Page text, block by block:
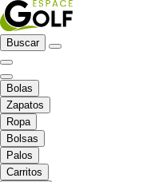
Buscar
Bolas
Zapatos
Ropa
Bolsas
Palos
Carritos